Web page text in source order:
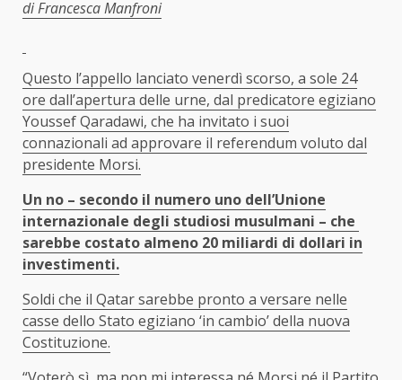
di Francesca Manfroni
Questo l’appello lanciato venerdì scorso, a sole 24
ore dall’apertura delle urne, dal predicatore egiziano
Youssef Qaradawi, che ha invitato i suoi
connazionali ad approvare il referendum voluto dal
presidente Morsi.
Un no – secondo il numero uno dell’Unione
internazionale degli studiosi musulmani – che
sarebbe costato almeno 20 miliardi di dollari in
investimenti.
Soldi che il Qatar sarebbe pronto a versare nelle
casse dello Stato egiziano ‘in cambio’ della nuova
Costituzione.